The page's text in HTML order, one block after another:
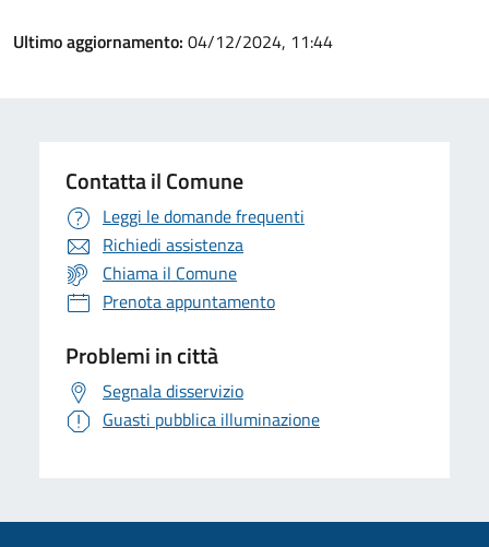
Ultimo aggiornamento: 04/12/2024, 11:44
Contatta il Comune
Leggi le domande frequenti
Richiedi assistenza
Chiama il Comune
Prenota appuntamento
Problemi in città
Segnala disservizio
Guasti pubblica illuminazione